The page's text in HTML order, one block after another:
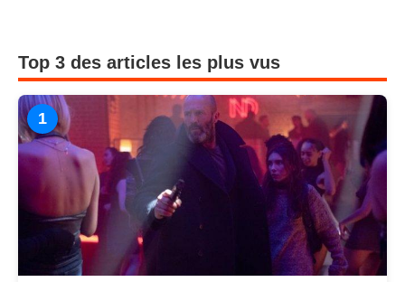
Top 3 des articles les plus vus
1